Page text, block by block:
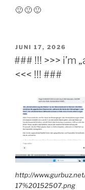
🙂 🙂 🙂
VERÖFFENTLICHT
AM
JUNI 17, 2026
### !!! >>> i’m
<<< !!! ###
http://
17%20152507.png